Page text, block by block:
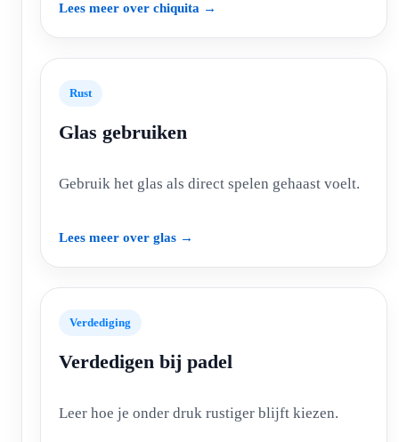
Lees meer over chiquita →
Rust
Glas gebruiken
Gebruik het glas als direct spelen gehaast voelt.
Lees meer over glas →
Verdediging
Verdedigen bij padel
Leer hoe je onder druk rustiger blijft kiezen.